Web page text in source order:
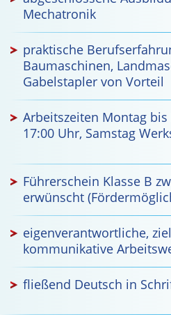
Mechatronik
praktische
Baumaschinen,
Gabelstapler von Vorteil
Arbeitszeiten Montag bis
17:00 Uhr, Samstag
Führerschein Klasse B
erwünscht
eigenverantwortliche,
kommunikative
fließend Deutsch in